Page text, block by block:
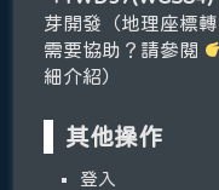
芽開發（地理座標轉
需要協助？請參閱
細介紹）
其他操作
登入